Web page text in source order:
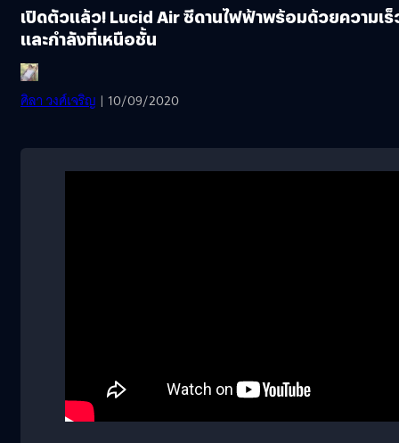
เปิดตัวแล้ว! Lucid Air ซีดานไฟฟ้าพร้อมด้วยความเร็
และกำลังที่เหนือชั้น
ศิลา วงศ์เจริญ | 10/09/2020